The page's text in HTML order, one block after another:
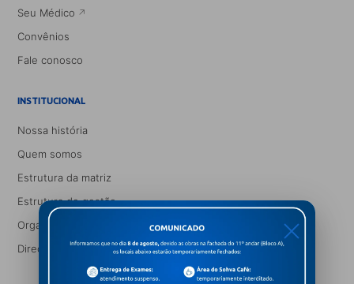
Seu Médico
Convênios
Fale conosco
INSTITUCIONAL
Nossa história
Quem somos
Estrutura da matriz
Estrutura de gestão
Organograma médico
Direção corpo clínico
X